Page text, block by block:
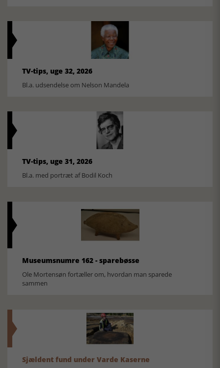
TV-tips, uge 32, 2026
Bl.a. udsendelse om Nelson Mandela
TV-tips, uge 31, 2026
Bl.a. med portræt af Bodil Koch
Museumsnumre 162 - sparebøsse
Ole Mortensøn fortæller om, hvordan man sparede
sammen
Sjældent fund under Varde Kaserne